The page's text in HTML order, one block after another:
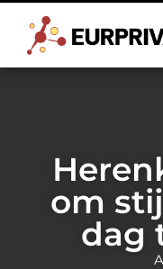
om
dag